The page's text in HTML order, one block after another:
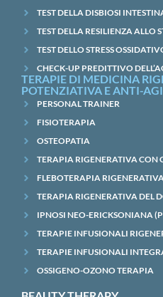
TEST DELLA DISBIOSI
TEST DELLA RESILIENZA ALLO
TEST DELLO STRESS
CHECK-UP PREDITTIVO
TERAPIE DI MEDICINA
POTENZIATIVA E ANTI-
PERSONAL TRAINER
FISIOTERAPIA
OSTEOPATIA
TERAPIA RIGENERATIVA CON
FLEBOTERAPIA
TERAPIA RIGENERATIVA DEL
IPNOSI NEO-ERICKSONIANA
TERAPIE INFUSIONALI
TERAPIE INFUSIONALI
OSSIGENO-OZONO TERAPIA